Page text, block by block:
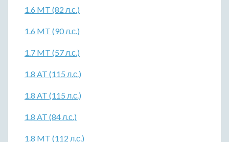
1.6 MT (82 л.с.)
1.6 MT (90 л.с.)
1.7 MT (57 л.с.)
1.8 AT (115 л.с.)
1.8 AT (115 л.с.)
1.8 AT (84 л.с.)
1.8 MT (112 л.с.)